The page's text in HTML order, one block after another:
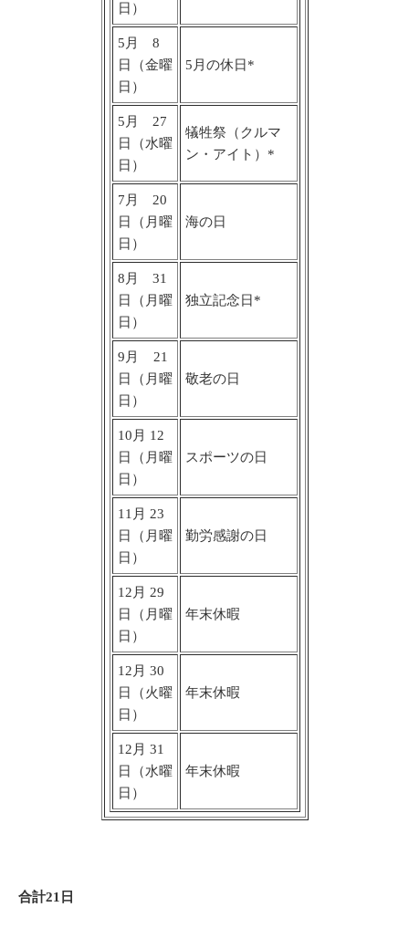
日）
5月 8
日（金曜
日）
5月の休日*
5月 27
日（水曜
日）
犠牲祭（クルマ
ン・アイト）*
7月 20
日（月曜
日）
海の日
8月 31
日（月曜
日）
独立記念日*
9月 21
日（月曜
日）
敬老の日
10月 12
日（月曜
日）
スポーツの日
11月 23
日（月曜
日）
勤労感謝の日
12月 29
日（月曜
日）
年末休暇
12月 30
日（火曜
日）
年末休暇
12月 31
日（水曜
日）
年末休暇
合計21日